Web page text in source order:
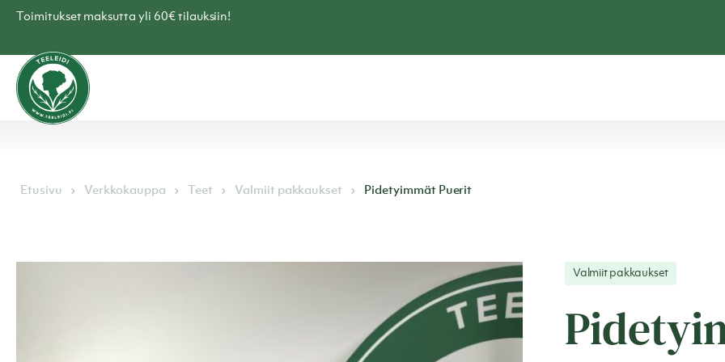
Skip
Toimitukset maksutta yli 60€ tilauksiin!
Teen
verkkokauppa
–
Teeleidi
Etusivu Verkkokauppa Teet Valmiit pakkaukset Pidetyimmät Puerit
Valmiit pakkaukset